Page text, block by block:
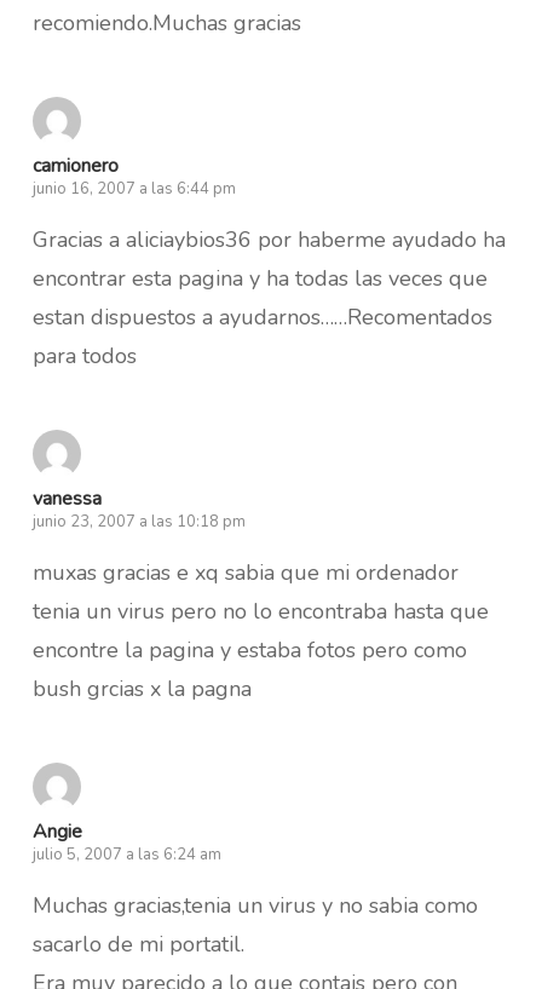
recomiendo.Muchas gracias
camionero
junio 16, 2007 a las 6:44 pm
Gracias a aliciaybios36 por haberme ayudado ha
encontrar esta pagina y ha todas las veces que
estan dispuestos a ayudarnos……Recomentados
para todos
vanessa
junio 23, 2007 a las 10:18 pm
muxas gracias e xq sabia que mi ordenador
tenia un virus pero no lo encontraba hasta que
encontre la pagina y estaba fotos pero como
bush grcias x la pagna
Angie
julio 5, 2007 a las 6:24 am
Muchas gracias,tenia un virus y no sabia como
sacarlo de mi portatil.
Era muy parecido a lo que contais pero con